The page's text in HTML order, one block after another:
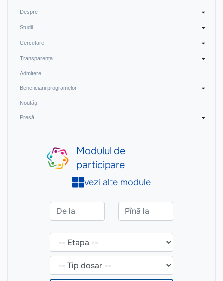
Despre
Studii
Cercetare
Transparența
Admitere
Beneficiarii programelor
Noutăți
Presă